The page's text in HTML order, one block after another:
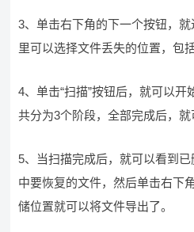
3、单击右下角的下一个按钮，
里可以选择文件丢失的位置，包
4、单击“扫描”按钮后，就可以
共分为3个阶段，全部完成后，就
5、当扫描完成后，就可以看到
中要恢复的文件，然后单击右下
储位置就可以将文件导出了。